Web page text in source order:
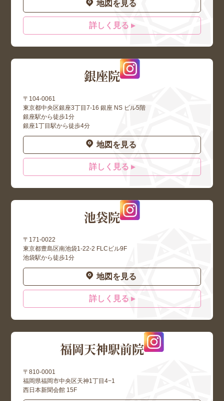
地図を見る
詳しく見る ▸
銀座院
〒104-0061
東京都中央区銀座3丁目7-16 銀座 NS ビル5階
銀座駅から徒歩1分
銀座1丁目駅から徒歩4分
地図を見る
詳しく見る ▸
池袋院
〒171-0022
東京都豊島区南池袋1-22-2 FLCビル9F
池袋駅から徒歩1分
地図を見る
詳しく見る ▸
福岡天神駅前院
〒810-0001
福岡県福岡市中央区天神1丁目4−1
西日本新聞会館 15F